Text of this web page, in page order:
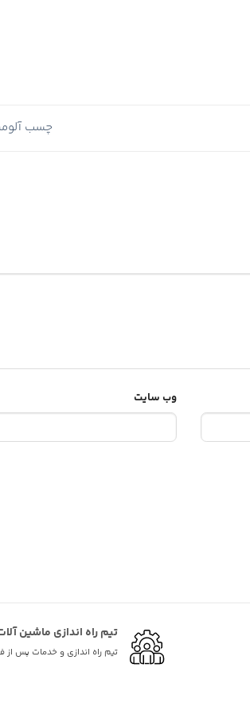
چسب
وب‌ سایت
تیم راه اندازی ماشین
تیم راه اندازی و خدمات پس